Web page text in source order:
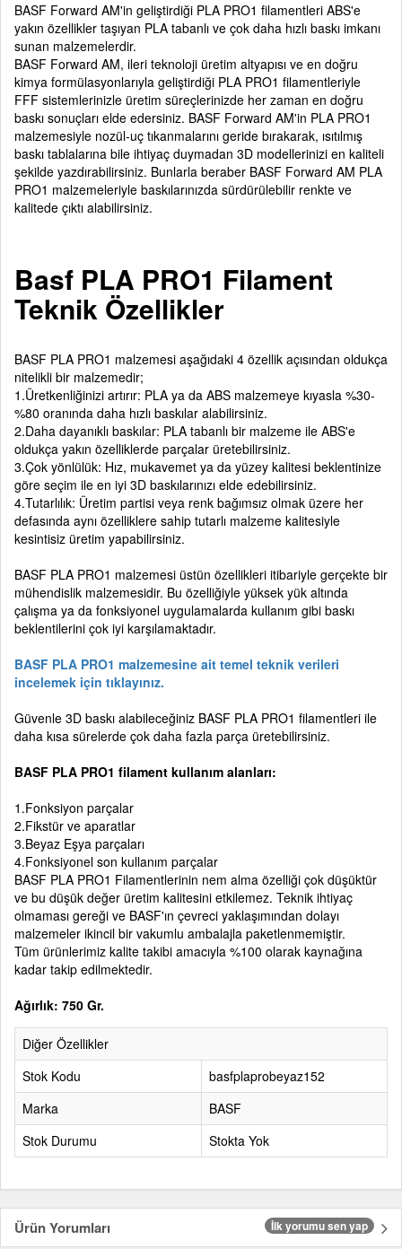
BASF Forward AM'in geliştirdiği PLA PRO1 filamentleri ABS'e
yakın özellikler taşıyan PLA tabanlı ve çok daha hızlı baskı imkanı
sunan malzemelerdir.
BASF Forward AM, ileri teknoloji üretim altyapısı ve en doğru
kimya formülasyonlarıyla geliştirdiği PLA PRO1 filamentleriyle
FFF sistemlerinizle üretim süreçlerinizde her zaman en doğru
baskı sonuçları elde edersiniz. BASF Forward AM'in PLA PRO1
malzemesiyle nozül-uç tıkanmalarını geride bırakarak, ısıtılmış
baskı tablalarına bile ihtiyaç duymadan 3D modellerinizi en kaliteli
şekilde yazdırabilirsiniz. Bunlarla beraber BASF Forward AM PLA
PRO1 malzemeleriyle baskılarınızda sürdürülebilir renkte ve
kalitede çıktı alabilirsiniz.
Basf PLA PRO1 Filament
Teknik Özellikler
BASF PLA PRO1 malzemesi aşağıdaki 4 özellik açısından oldukça
nitelikli bir malzemedir;
1.Üretkenliğinizi artırır: PLA ya da ABS malzemeye kıyasla %30-
%80 oranında daha hızlı baskılar alabilirsiniz.
2.Daha dayanıklı baskılar: PLA tabanlı bir malzeme ile ABS'e
oldukça yakın özelliklerde parçalar üretebilirsiniz.
3.Çok yönlülük: Hız, mukavemet ya da yüzey kalitesi beklentinize
göre seçim ile en iyi 3D baskılarınızı elde edebilirsiniz.
4.Tutarlılık: Üretim partisi veya renk bağımsız olmak üzere her
defasında aynı özelliklere sahip tutarlı malzeme kalitesiyle
kesintisiz üretim yapabilirsiniz.
BASF PLA PRO1 malzemesi üstün özellikleri itibariyle gerçekte bir
mühendislik malzemesidir. Bu özelliğiyle yüksek yük altında
çalışma ya da fonksiyonel uygulamalarda kullanım gibi baskı
beklentilerini çok iyi karşılamaktadır.
BASF PLA PRO1 malzemesine ait temel teknik verileri
incelemek için tıklayınız.
Güvenle 3D baskı alabileceğiniz BASF PLA PRO1 filamentleri ile
daha kısa sürelerde çok daha fazla parça üretebilirsiniz.
BASF PLA PRO1 filament kullanım alanları:
1.Fonksiyon parçalar
2.Fikstür ve aparatlar
3.Beyaz Eşya parçaları
4.Fonksiyonel son kullanım parçalar
BASF PLA PRO1 Filamentlerinin nem alma özelliği çok düşüktür
ve bu düşük değer üretim kalitesini etkilemez. Teknik ihtiyaç
olmaması gereği ve BASF'ın çevreci yaklaşımından dolayı
malzemeler ikincil bir vakumlu ambalajla paketlenmemiştir.
Tüm ürünlerimiz kalite takibi amacıyla %100 olarak kaynağına
kadar takip edilmektedir.
Ağırlık: 750 Gr.
Diğer Özellikler
Stok Kodu
basfplaprobeyaz152
Marka
BASF
Stok Durumu
Stokta Yok
Ürün Yorumları İlk yorumu sen yap